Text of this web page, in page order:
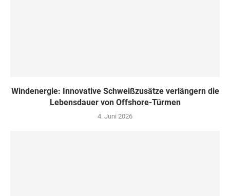
Windenergie: Innovative Schweißzusätze verlängern die
Lebensdauer von Offshore-Türmen
4. Juni 2026